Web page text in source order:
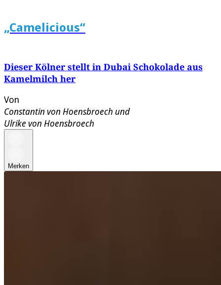
„Camelicious“
Dieser Kölner stellt in Dubai Schokolade aus
Kamelmilch her
Von
Constantin von Hoensbroech und
Ulrike von Hoensbroech
Merken